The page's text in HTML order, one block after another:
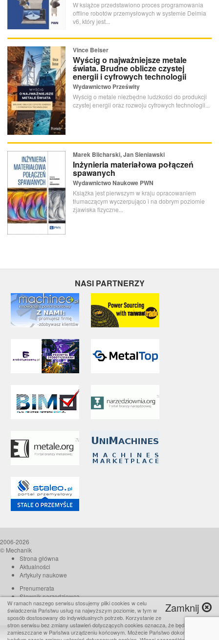
W książce przedstawiono proces programowania
offline robotów przemysłowych w systemie Delmia
v6, który jest...
Vince Beiser
Wyścig o najważniejsze metale
świata. Brudne oblicze czystej
energii i cyfrowych technologii
Wydawnictwo Prześwity
Wyścig o metale niezbędne ludzkości do produkcji
czystej energii oraz rozwoju cyfrowych technologii...
Marek Blicharski, Jan Sieniawski
Inżynieria materiałowa połączeń
spawanych
Wydawnictwo Naukowe PWN
Książka jest pierwszym w kraju opracowaniem
tłumaczącym wyczerpująco i na dobrym poziomie
zjawiska fizyczne...
NASI PARTNERZY
2006-2026
© Mechanik
Strona główna
Aktualności
Artykuły naukowe
Prenumerata
Słownik narzędziowca
O czasopiśmie
Reklama
Kontakt
Zamknij
W ramach naszego serwisu stosujemy pliki cookies w celu
świadczenia Państwu usług na najwyższym poziomie, w tym w
sposób dostosowany do indywidualnych potrzeb. Korzystanie ze
stron serwisu bez zmiany ustawień dotyczących cookies oznacza, że będą one
zamieszczane w Państwa urządzeniu końcowym. Możecie Państwo dokonać w